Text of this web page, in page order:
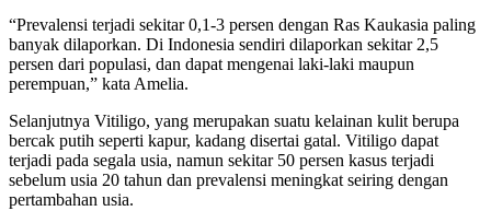
“Prevalensi terjadi sekitar 0,1-3 persen dengan Ras Kaukasia paling
banyak dilaporkan. Di Indonesia sendiri dilaporkan sekitar 2,5
persen dari populasi, dan dapat mengenai laki-laki maupun
perempuan,” kata Amelia.
Selanjutnya Vitiligo, yang merupakan suatu kelainan kulit berupa
bercak putih seperti kapur, kadang disertai gatal. Vitiligo dapat
terjadi pada segala usia, namun sekitar 50 persen kasus terjadi
sebelum usia 20 tahun dan prevalensi meningkat seiring dengan
pertambahan usia.